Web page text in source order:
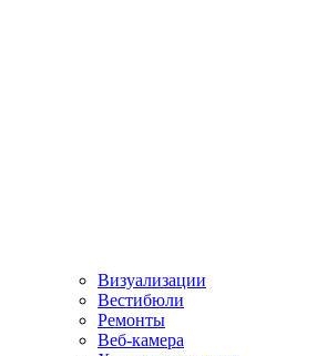
Визуализации
Вестибюли
Ремонты
Веб-камера